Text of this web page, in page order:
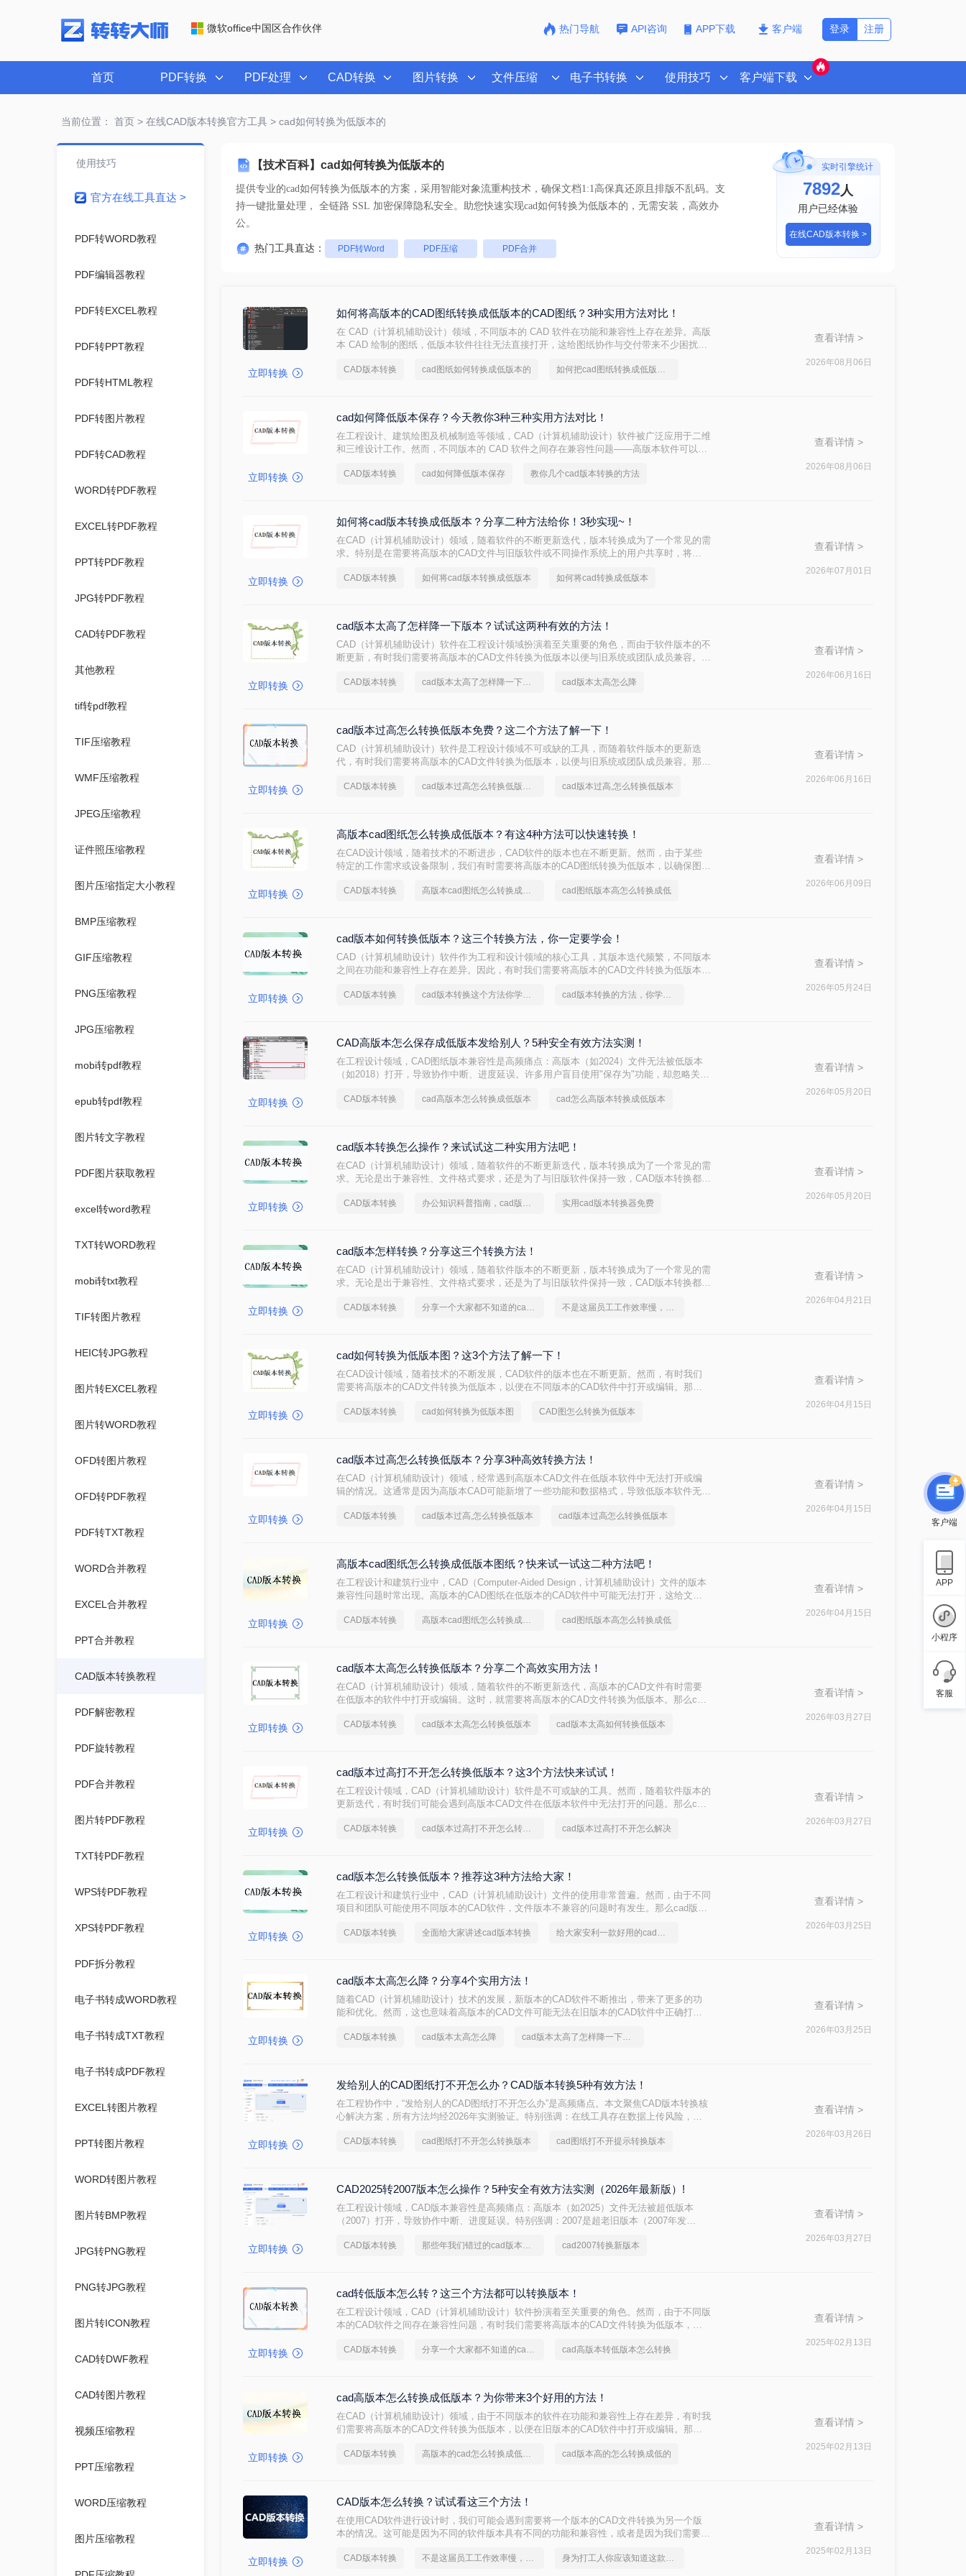
微软office中国区合作伙伴 热门导航 API咨询 APP下载 客户端 注册
登录
首页 PDF转换 PDF处理 CAD转换 图片转换 文件压缩 电子书转换 使用技巧 客户端下载
当前位置： 首页> 在线CAD版本转换官方工具> cad如何转换为低版本的
【技术百科】cad如何转换为低版本的
提供专业的cad如何转换为低版本的方案，采用智能对象流重构技术，确保文档1:1高保真还原且排版不乱码。支
持一键批量处理， 全链路 SSL 加密保障隐私安全。助您快速实现cad如何转换为低版本的 ，无需安装，高效办
公。
热门工具直达： PDF转Word PDF压缩 PDF合并
实时引擎统计
7892人
用户已经体验
在线CAD版本转换 >
使用技巧
官方在线工具直达 >
PDF转WORD教程
PDF编辑器教程
PDF转EXCEL教程
PDF转PPT教程
PDF转HTML教程
PDF转图片教程
PDF转CAD教程
WORD转PDF教程
EXCEL转PDF教程
PPT转PDF教程
JPG转PDF教程
CAD转PDF教程
其他教程
tif转pdf教程
TIF压缩教程
WMF压缩教程
JPEG压缩教程
证件照压缩教程
图片压缩指定大小教程
BMP压缩教程
GIF压缩教程
PNG压缩教程
JPG压缩教程
mobi转pdf教程
epub转pdf教程
图片转文字教程
PDF图片获取教程
excel转word教程
TXT转WORD教程
mobi转txt教程
TIF转图片教程
HEIC转JPG教程
图片转EXCEL教程
图片转WORD教程
OFD转图片教程
OFD转PDF教程
PDF转TXT教程
WORD合并教程
EXCEL合并教程
PPT合并教程
CAD版本转换教程
PDF解密教程
PDF旋转教程
PDF合并教程
图片转PDF教程
TXT转PDF教程
WPS转PDF教程
XPS转PDF教程
PDF拆分教程
电子书转成WORD教程
电子书转成TXT教程
电子书转成PDF教程
EXCEL转图片教程
PPT转图片教程
WORD转图片教程
图片转BMP教程
JPG转PNG教程
PNG转JPG教程
图片转ICON教程
CAD转DWF教程
CAD转图片教程
视频压缩教程
PPT压缩教程
WORD压缩教程
图片压缩教程
立即转换
如何将高版本的CAD图纸转换成低版本的CAD图纸？3种实用方法对比！
在 CAD（计算机辅助设计）领域，不同版本的 CAD 软件在功能和兼容性上存在差异。高版
本 CAD 绘制的图纸，低版本软件往往无法直接打开，这给图纸协作与交付带来不少困扰。
难度、批量能力、隐私安全 四个维度，对比三种主流方案，帮助您根据实际场景快速选
CAD版本转换 cad图纸如何转换成低版本的 如何把cad图纸转换成低版本的
查看详情 >
2026年08月06日
立即转换
cad如何降低版本保存？今天教你3种三种实用方法对比！
在工程设计、建筑绘图及机械制造等领域，CAD（计算机辅助设计）软件被广泛应用于二维
和三维设计工作。然而，不同版本的 CAD 软件之间存在兼容性问题——高版本软件可以打
版 CAD 的合作伙伴或客户时，将 CAD 文件降低版本保存就显得尤为重要。那么CAD 如何
CAD版本转换 cad如何降低版本保存 教你几个cad版本转换的方法
查看详情 >
2026年08月06日
立即转换
如何将cad版本转换成低版本？分享二种方法给你！3秒实现~！
在CAD（计算机辅助设计）领域，随着软件的不断更新迭代，版本转换成为了一个常见的需
求。特别是在需要将高版本的CAD文件与旧版软件或不同操作系统上的用户共享时，将
种将CAD版本转换成低版本的方法。
CAD版本转换 如何将cad版本转换成低版本 如何将cad转换成低版本
查看详情 >
2026年07月01日
立即转换
cad版本太高了怎样降一下版本？试试这两种有效的方法！
CAD（计算机辅助设计）软件在工程设计领域扮演着至关重要的角色，而由于软件版本的不
断更新，有时我们需要将高版本的CAD文件转换为低版本以便与旧系统或团队成员兼容。那
CAD版本转换 cad版本太高了怎样降一下版本 cad版本太高怎么降
查看详情 >
2026年06月16日
立即转换
cad版本过高怎么转换低版本免费？这二个方法了解一下！
CAD（计算机辅助设计）软件是工程设计领域不可或缺的工具，而随着软件版本的更新迭
代，有时我们需要将高版本的CAD文件转换为低版本，以便与旧系统或团队成员兼容。那么
CAD版本转换 cad版本过高怎么转换低版本免费 cad版本过高,怎么转换低版本
查看详情 >
2026年06月16日
立即转换
高版本cad图纸怎么转换成低版本？有这4种方法可以快速转换！
在CAD设计领域，随着技术的不断进步，CAD软件的版本也在不断更新。然而，由于某些
特定的工作需求或设备限制，我们有时需要将高版本的CAD图纸转换为低版本，以确保图纸
文将详细介绍四种将高版本CAD图纸转换为低版本的方法，并给出具体的操作步骤和注意事
CAD版本转换 高版本cad图纸怎么转换成低版本图纸 cad图纸版本高怎么转换成低
查看详情 >
2026年06月09日
立即转换
cad版本如何转换低版本？这三个转换方法，你一定要学会！
CAD（计算机辅助设计）软件作为工程和设计领域的核心工具，其版本迭代频繁，不同版本
之间在功能和兼容性上存在差异。因此，有时我们需要将高版本的CAD文件转换为低版本，
的方法来实现CAD版本从高到低的转换。
CAD版本转换 cad版本转换这个方法你学会了吗？ cad版本转换的方法，你学会了吗
查看详情 >
2026年05月24日
立即转换
CAD高版本怎么保存成低版本发给别人？5种安全有效方法实测！
在工程设计领域，CAD图纸版本兼容性是高频痛点：高版本（如2024）文件无法被低版本
（如2018）打开，导致协作中断、进度延误。许多用户盲目使用"保存为"功能，却忽略关键
AutoCAD 2024+系统实测，系统梳理5种安全有效的版本转换方法，明确标注每种方案的适
CAD版本转换 cad高版本怎么转换成低版本 cad怎么高版本转换成低版本
查看详情 >
2026年05月20日
立即转换
cad版本转换怎么操作？来试试这二种实用方法吧！
在CAD（计算机辅助设计）领域，随着软件的不断更新迭代，版本转换成为了一个常见的需
求。无论是出于兼容性、文件格式要求，还是为了与旧版软件保持一致，CAD版本转换都显
CAD版本转换 办公知识科普指南，cad版本转换的操作方法 实用cad版本转换器免费
查看详情 >
2026年05月20日
立即转换
cad版本怎样转换？分享这三个转换方法！
在CAD（计算机辅助设计）领域，随着软件版本的不断更新，版本转换成为了一个常见的需
求。无论是出于兼容性、文件格式要求，还是为了与旧版软件保持一致，CAD版本转换都显
CAD版本转换 分享一个大家都不知道的cad版本转换方法 不是这届员工工作效率慢，是你不会cad版本转换这一招！
查看详情 >
2026年04月21日
立即转换
cad如何转换为低版本图？这3个方法了解一下！
在CAD设计领域，随着技术的不断发展，CAD软件的版本也在不断更新。然而，有时我们
需要将高版本的CAD文件转换为低版本，以便在不同版本的CAD软件中打开或编辑。那么
CAD版本转换 cad如何转换为低版本图 CAD图怎么转换为低版本
查看详情 >
2026年04月15日
立即转换
cad版本过高怎么转换低版本？分享3种高效转换方法！
在CAD（计算机辅助设计）领域，经常遇到高版本CAD文件在低版本软件中无法打开或编
辑的情况。这通常是因为高版本CAD可能新增了一些功能和数据格式，导致低版本软件无法
版本呢？本文将介绍三种将CAD高版本转换为低版本的高效方法。
CAD版本转换 cad版本过高,怎么转换低版本 cad版本过高怎么转换低版本
查看详情 >
2026年04月15日
立即转换
高版本cad图纸怎么转换成低版本图纸？快来试一试这二种方法吧！
在工程设计和建筑行业中，CAD（Computer-Aided Design，计算机辅助设计）文件的版本
兼容性问题时常出现。高版本的CAD图纸在低版本的CAD软件中可能无法打开，这给文件
将高版本CAD图纸转换为低版本的方法，帮助您轻松解决这一问题。
CAD版本转换 高版本cad图纸怎么转换成低版本图纸 cad图纸版本高怎么转换成低
查看详情 >
2026年04月15日
立即转换
cad版本太高怎么转换低版本？分享二个高效实用方法！
在CAD（计算机辅助设计）领域，随着软件的不断更新迭代，高版本的CAD文件有时需要
在低版本的软件中打开或编辑。这时，就需要将高版本的CAD文件转换为低版本。那么cad
CAD版本转换 cad版本太高怎么转换低版本 cad版本太高如何转换低版本
查看详情 >
2026年03月27日
立即转换
cad版本过高打不开怎么转换低版本？这3个方法快来试试！
在工程设计领域，CAD（计算机辅助设计）软件是不可或缺的工具。然而，随着软件版本的
更新迭代，有时我们可能会遇到高版本CAD文件在低版本软件中无法打开的问题。那么cad
法，帮助大家轻松解决这一难题。
CAD版本转换 cad版本过高打不开怎么转换低版本 cad版本过高打不开怎么解决
查看详情 >
2026年03月27日
立即转换
cad版本怎么转换低版本？推荐这3种方法给大家！
在工程设计和建筑行业中，CAD（计算机辅助设计）文件的使用非常普遍。然而，由于不同
项目和团队可能使用不同版本的CAD软件，文件版本不兼容的问题时有发生。那么cad版本
CAD版本转换 全面给大家讲述cad版本转换 给大家安利一款好用的cad版本转换软件
查看详情 >
2026年03月25日
立即转换
cad版本太高怎么降？分享4个实用方法！
随着CAD（计算机辅助设计）技术的发展，新版本的CAD软件不断推出，带来了更多的功
能和优化。然而，这也意味着高版本的CAD文件可能无法在旧版本的CAD软件中正确打开
本文将介绍四种有效的方法来实现这一目标。
CAD版本转换 cad版本太高怎么降 cad版本太高了怎样降一下版本
查看详情 >
2026年03月25日
立即转换
发给别人的CAD图纸打不开怎么办？CAD版本转换5种有效方法！
在工程协作中，“发给别人的CAD图纸打不开怎么办”是高频痛点。本文聚焦CAD版本转换核
心解决方案，所有方法均经2026年实测验证。特别强调：在线工具存在数据上传风险，敏
CAD版本转换 cad图纸打不开怎么转换版本 cad图纸打不开提示转换版本
查看详情 >
2026年03月26日
立即转换
CAD2025转2007版本怎么操作？5种安全有效方法实测（2026年最新版）!
在工程设计领域，CAD版本兼容性是高频痛点：高版本（如2025）文件无法被超低版本
（2007）打开，导致协作中断、进度延误。特别强调：2007是超老旧版本（2007年发
2007核心解决方案，严格区分安全使用场景，助您安全高效完成转换！
CAD版本转换 那些年我们错过的cad版本转换方法 cad2007转换新版本
查看详情 >
2026年03月27日
立即转换
cad转低版本怎么转？这三个方法都可以转换版本！
在工程设计领域，CAD（计算机辅助设计）软件扮演着至关重要的角色。然而，由于不同版
本的CAD软件之间存在兼容性问题，有时我们需要将高版本的CAD文件转换为低版本，以
CAD文件转换为低版本的方法，帮助您解决兼容性问题。
CAD版本转换 分享一个大家都不知道的cad版本转换方法 cad高版本转低版本怎么转换
查看详情 >
2025年02月13日
立即转换
cad高版本怎么转换成低版本？为你带来3个好用的方法！
在CAD（计算机辅助设计）领域，由于不同版本的软件在功能和兼容性上存在差异，有时我
们需要将高版本的CAD文件转换为低版本，以便在旧版本的CAD软件中打开或编辑。那么
换。
CAD版本转换 高版本的cad怎么转换成低版本 cad版本高的怎么转换成低的
查看详情 >
2025年02月13日
立即转换
CAD版本怎么转换？试试看这三个方法！
​在使用CAD软件进行设计时，我们可能会遇到需要将一个版本的CAD文件转换为另一个版
本的情况。这可能是因为不同的软件版本具有不同的功能和兼容性，或者是因为我们需要将
方法。
CAD版本转换 不是这届员工工作效率慢，是你不会cad版本转换这一招！ 身为打工人你应该知道这款cad版本转换软件
查看详情 >
2025年02月13日
客户端
APP
小程序
客服